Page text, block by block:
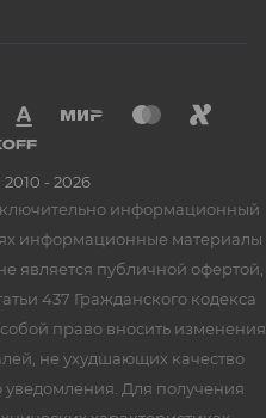
- 2026
информационный
информационные материалы
является публичной офертой,
437 Гражданского кодекса
право вносить изменения
не ухудшающих качество
уведомления. Для получения